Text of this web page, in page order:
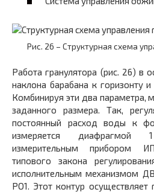
Рис. 26 – Структурная схема
Работа гранулятора (рис. 26) в
наклона барабана к горизонту
Комбинируя эти два параметра,
заданного размера. Так,
постоянный расход воды к
измеряется диафрагмой
измерительным прибором
типового закона
исполнительным механизмом
РО1. Этот контур осуществляет